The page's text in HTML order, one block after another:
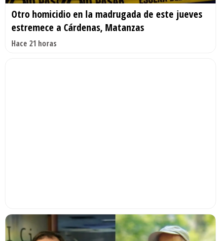
Otro homicidio en la madrugada de este jueves
estremece a Cárdenas, Matanzas
Hace 21 horas